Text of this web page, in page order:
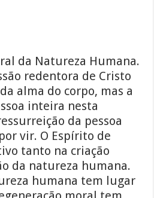
da Natureza Humana.
redentora de Cristo
alma do corpo, mas a
inteira nesta
da pessoa
vir. O Espírito de
tanto na criação
da natureza humana.
humana tem lugar